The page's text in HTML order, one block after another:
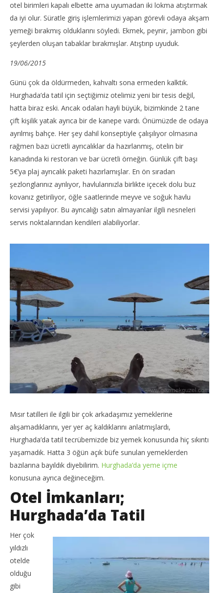
otel birimleri kapalı elbette ama uyumadan iki lokma atıştırmak
da iyi olur. Süratle giriş işlemlerimizi yapan görevli odaya akşam
yemeği bırakmış olduklarını söyledi. Ekmek, peynir, jambon gibi
şeylerden oluşan tabaklar bırakmışlar. Atıştırıp uyuduk.
19/06/2015
Günü çok da öldürmeden, kahvaltı sona ermeden kalktık.
Hurghada’da tatil için seçtiğimiz otelimiz yeni bir tesis değil,
hatta biraz eski. Ancak odaları hayli büyük, bizimkinde 2 tane
çift kişilik yatak ayrıca bir de kanepe vardı. Önümüzde de odaya
ayrılmış bahçe. Her şey dahil konseptiyle çalışılıyor olmasına
rağmen bazı ücretli ayrıcalıklar da hazırlanmış, otelin bir
kanadında ki restoran ve bar ücretli örneğin. Günlük çift başı
5€’ya plaj ayrıcalık paketi hazırlamışlar. En ön sıradan
şezlonglarınız ayrılıyor, havlularınızla birlikte içecek dolu buz
kovanız getiriliyor, öğle saatlerinde meyve ve soğuk havlu
servisi yapılıyor. Bu ayrıcalığı satın almayanlar ilgili nesneleri
servis noktalarından kendileri alabiliyorlar.
Mısır tatilleri ile ilgili bir çok arkadaşımız yemeklerine
alışamadıklarını, yer yer aç kaldıklarını anlatmışlardı,
Hurghada’da tatil tecrübemizde biz yemek konusunda hiç sıkıntı
yaşamadık. Hatta 3 öğün açık büfe sunulan yemeklerden
bazılarına bayıldık diyebilirim. Hurghada’da yeme içme
konusuna ayrıca değineceğim.
Otel İmkanları;
Hurghada’da Tatil
Her çok
yıldızlı
otelde
olduğu
gibi